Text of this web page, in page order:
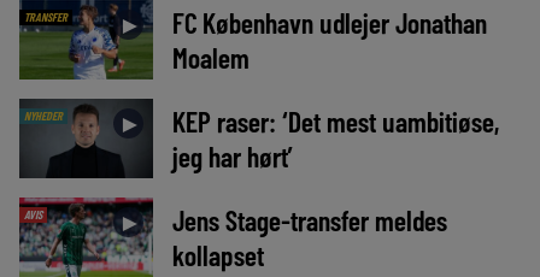
TRANSFER ►
FC København udlejer Jonathan
Moalem
NYHEDER ►
KEP raser: ‘Det mest uambitiøse,
jeg har hørt’
AVIS ►
Jens Stage-transfer meldes
kollapset